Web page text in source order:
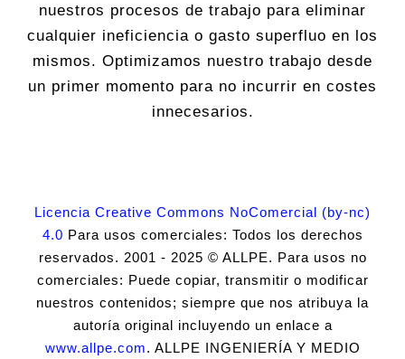
nuestros procesos de trabajo para eliminar
cualquier ineficiencia o gasto superfluo en los
mismos. Optimizamos nuestro trabajo desde
un primer momento para no incurrir en costes
innecesarios.
Licencia Creative Commons NoComercial (by-nc)
4.0 Para usos comerciales: Todos los derechos
reservados. 2001 - 2025 © ALLPE. Para usos no
comerciales: Puede copiar, transmitir o modificar
nuestros contenidos; siempre que nos atribuya la
autoría original incluyendo un enlace a
www.allpe.com. ALLPE INGENIERÍA Y MEDIO